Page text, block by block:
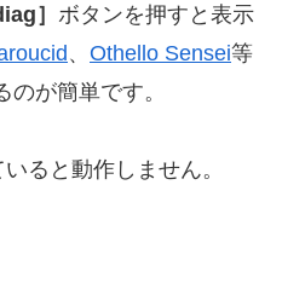
］ ボタンを押すと表示
、 Othello Sensei等
が簡単です。
ると動作しません。